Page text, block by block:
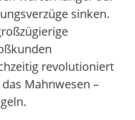
sinken.
revolutioniert
Mahnwesen –